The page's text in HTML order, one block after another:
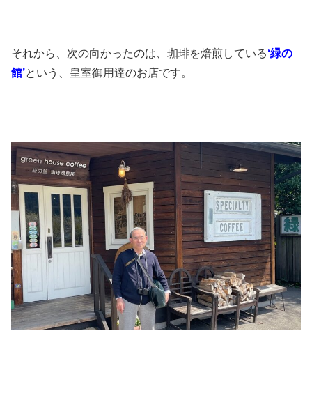
それから、次の向かったのは、珈琲を焙煎している‘緑の
館’という、皇室御用達のお店です。